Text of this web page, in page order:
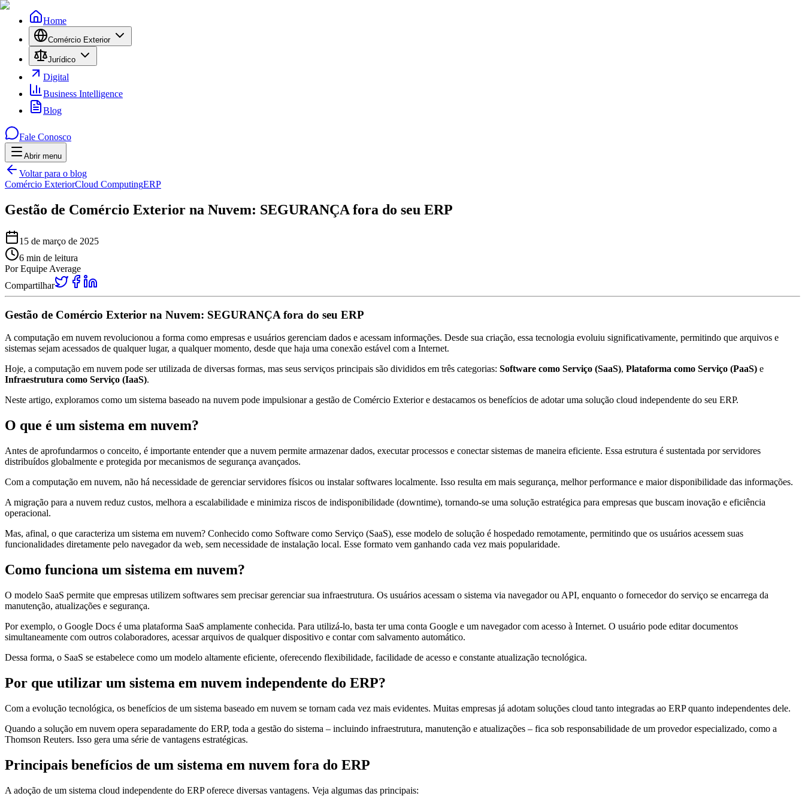
Home
Comércio Exterior
Jurídico
Digital
Business Intelligence
Blog
Fale Conosco
Abrir menu Menu
Voltar para o blog
Comércio ExteriorCloud ComputingERP
Gestão de Comércio Exterior na Nuvem: SEGURANÇA fora do seu ERP
15 de março de 2025
6 min de leitura
PorEquipe Average
Compartilhar
Gestão de Comércio Exterior na Nuvem: SEGURANÇA fora do seu ERP
A computação em nuvem revolucionou a forma como empresas e usuários gerenciam dados e acessam informações. Desde sua criação, essa tecnologia evoluiu significativamente, permitindo que arquivos e
sistemas sejam acessados de qualquer lugar, a qualquer momento, desde que haja uma conexão estável com a Internet.
Hoje, a computação em nuvem pode ser utilizada de diversas formas, mas seus serviços principais são divididos em três categorias: Software como Serviço (SaaS), Plataforma como Serviço (PaaS) e
Infraestrutura como Serviço (IaaS).
Neste artigo, exploramos como um sistema baseado na nuvem pode impulsionar a gestão de Comércio Exterior e destacamos os benefícios de adotar uma solução cloud independente do seu ERP.
O que é um sistema em nuvem?
Antes de aprofundarmos o conceito, é importante entender que a nuvem permite armazenar dados, executar processos e conectar sistemas de maneira eficiente. Essa estrutura é sustentada por servidores
distribuídos globalmente e protegida por mecanismos de segurança avançados.
Com a computação em nuvem, não há necessidade de gerenciar servidores físicos ou instalar softwares localmente. Isso resulta em mais segurança, melhor performance e maior disponibilidade das informações.
A migração para a nuvem reduz custos, melhora a escalabilidade e minimiza riscos de indisponibilidade (downtime), tornando-se uma solução estratégica para empresas que buscam inovação e eficiência
operacional.
Mas, afinal, o que caracteriza um sistema em nuvem? Conhecido como Software como Serviço (SaaS), esse modelo de solução é hospedado remotamente, permitindo que os usuários acessem suas
funcionalidades diretamente pelo navegador da web, sem necessidade de instalação local. Esse formato vem ganhando cada vez mais popularidade.
Como funciona um sistema em nuvem?
O modelo SaaS permite que empresas utilizem softwares sem precisar gerenciar sua infraestrutura. Os usuários acessam o sistema via navegador ou API, enquanto o fornecedor do serviço se encarrega da
manutenção, atualizações e segurança.
Por exemplo, o Google Docs é uma plataforma SaaS amplamente conhecida. Para utilizá-lo, basta ter uma conta Google e um navegador com acesso à Internet. O usuário pode editar documentos
simultaneamente com outros colaboradores, acessar arquivos de qualquer dispositivo e contar com salvamento automático.
Dessa forma, o SaaS se estabelece como um modelo altamente eficiente, oferecendo flexibilidade, facilidade de acesso e constante atualização tecnológica.
Por que utilizar um sistema em nuvem independente do ERP?
Com a evolução tecnológica, os benefícios de um sistema baseado em nuvem se tornam cada vez mais evidentes. Muitas empresas já adotam soluções cloud tanto integradas ao ERP quanto independentes dele.
Quando a solução em nuvem opera separadamente do ERP, toda a gestão do sistema – incluindo infraestrutura, manutenção e atualizações – fica sob responsabilidade de um provedor especializado, como a
Thomson Reuters. Isso gera uma série de vantagens estratégicas.
Principais benefícios de um sistema em nuvem fora do ERP
A adoção de um sistema cloud independente do ERP oferece diversas vantagens. Veja algumas das principais: